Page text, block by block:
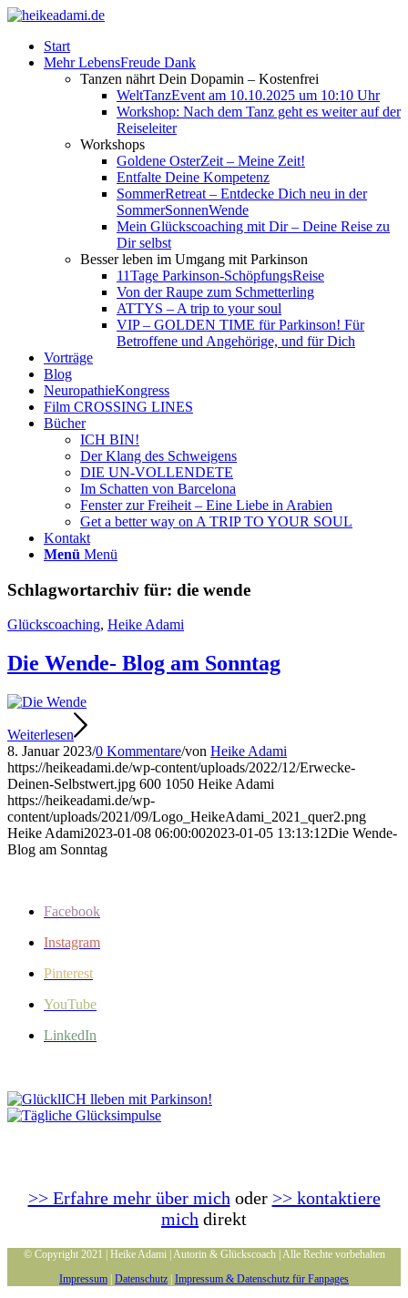
Start
Mehr LebensFreude Dank
Tanzen nährt Dein Dopamin – Kostenfrei
WeltTanzEvent am 10.10.2025 um 10:10 Uhr
Workshop: Nach dem Tanz geht es weiter auf der
Reiseleiter
Workshops
Goldene OsterZeit – Meine Zeit!
Entfalte Deine Kompetenz
SommerRetreat – Entdecke Dich neu in der
SommerSonnenWende
Mein Glückscoaching mit Dir – Deine Reise zu
Dir selbst
Besser leben im Umgang mit Parkinson
11Tage Parkinson-SchöpfungsReise
Von der Raupe zum Schmetterling
ATTYS – A trip to your soul
VIP – GOLDEN TIME für Parkinson! Für
Betroffene und Angehörige, und für Dich
Vorträge
Blog
NeuropathieKongress
Film CROSSING LINES
Bücher
ICH BIN!
Der Klang des Schweigens
DIE UN-VOLLENDETE
Im Schatten von Barcelona
Fenster zur Freiheit – Eine Liebe in Arabien
Get a better way on A TRIP TO YOUR SOUL
Kontakt
Menü Menü
Schlagwortarchiv für: die wende
Glückscoaching, Heike Adami
Die Wende- Blog am Sonntag
Weiterlesen
8. Januar 2023/0 Kommentare/von Heike Adami
https://heikeadami.de/wp-content/uploads/2022/12/Erwecke-
Deinen-Selbstwert.jpg 600 1050 Heike Adami
https://heikeadami.de/wp-
content/uploads/2021/09/Logo_HeikeAdami_2021_quer2.png
Heike Adami2023-01-08 06:00:002023-01-05 13:13:12Die Wende-
Blog am Sonntag
Facebook
Instagram
Pinterest
YouTube
LinkedIn
>> Erfahre mehr über mich oder >> kontaktiere
mich direkt
© Copyright 2021 | Heike Adami | Autorin & Glückscoach | Alle Rechte vorbehalten
Impressum Datenschutz Impressum & Datenschutz für Fanpages